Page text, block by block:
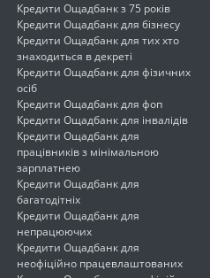
Кредити Ощадбанк з 75 років
Кредити Ощадбанк для бізнесу
Кредити Ощадбанк для тих хто
знаходиться в декреті
Кредити Ощадбанк для фізичних
осіб
Кредити Ощадбанк для фоп
Кредити Ощадбанк для інвалідів
Кредити Ощадбанк для
працівників з мінімальною
зарплатнею
Кредити Ощадбанк для
багатодітніх
Кредити Ощадбанк для
непрацюючих
Кредити Ощадбанк для
неофіційно працевлаштованих